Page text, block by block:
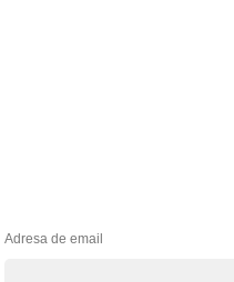
Adresa de email